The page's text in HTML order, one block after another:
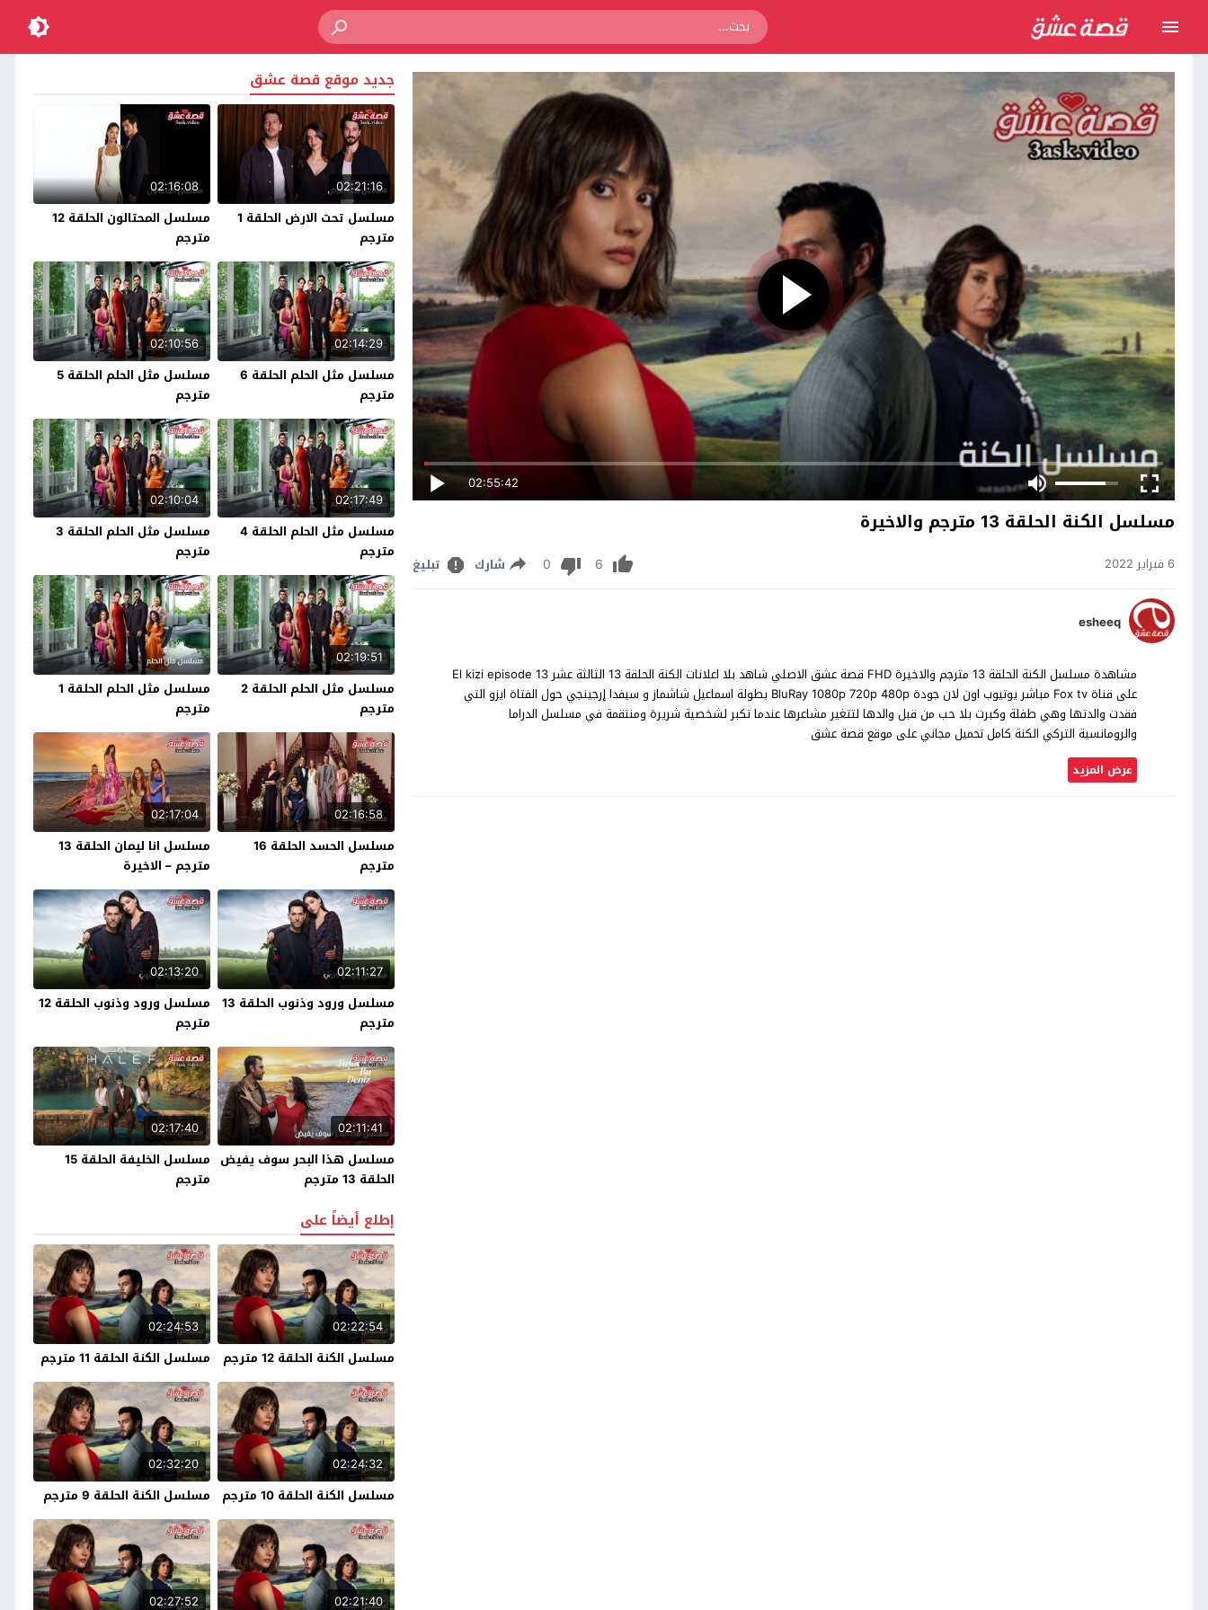
02:55:42
مسلسل الكنة الحلقة 13 مترجم والاخيرة
6 فبراير 2022 6
0 شارك تبليغ
esheeq
مشاهدة مسلسل الكنة الحلقة 13 مترجم والاخيرة FHD قصة عشق الاصلي شاهد بلا اعلانات الكنة الحلقة 13 الثالثة عشر El kizi episode 13
على قناة Fox tv مباشر يوتيوب اون لان جودة BluRay 1080p 720p 480p بطولة اسماعيل شاشماز و سيفدا إرجينجي حول الفتاة ايزو التي
فقدت والدتها وهي طفلة وكبرت بلا حب من قبل والدها لتتغير مشاعرها عندما تكبر لشخصية شريرة ومنتقمة في مسلسل الدراما
والرومانسية التركي الكنة كامل تحميل مجاني على موقع قصة عشق
عرض المزيد
جديد موقع قصة عشق
02:21:16
مسلسل تحت الارض الحلقة 1
مترجم
02:16:08
مسلسل المحتالون الحلقة 12
مترجم
02:14:29
مسلسل مثل الحلم الحلقة 6
مترجم
02:10:56
مسلسل مثل الحلم الحلقة 5
مترجم
02:17:49
مسلسل مثل الحلم الحلقة 4
مترجم
02:10:04
مسلسل مثل الحلم الحلقة 3
مترجم
02:19:51
مسلسل مثل الحلم الحلقة 2
مترجم
مسلسل مثل الحلم الحلقة 1
مترجم
02:16:58
مسلسل الحسد الحلقة 16
مترجم
02:17:04
مسلسل انا ليمان الحلقة 13
مترجم – الاخيرة
02:11:27
مسلسل ورود وذنوب الحلقة 13
مترجم
02:13:20
مسلسل ورود وذنوب الحلقة 12
مترجم
02:11:41
مسلسل هذا البحر سوف يفيض
الحلقة 13 مترجم
02:17:40
مسلسل الخليفة الحلقة 15
مترجم
إطلع أيضاً على
02:22:54
مسلسل الكنة الحلقة 12 مترجم
02:24:53
مسلسل الكنة الحلقة 11 مترجم
02:24:32
مسلسل الكنة الحلقة 10 مترجم
02:32:20
مسلسل الكنة الحلقة 9 مترجم
02:21:40
02:27:52